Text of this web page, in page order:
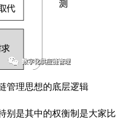
管理思想的底层逻辑
别是其中的权衡制是大家比